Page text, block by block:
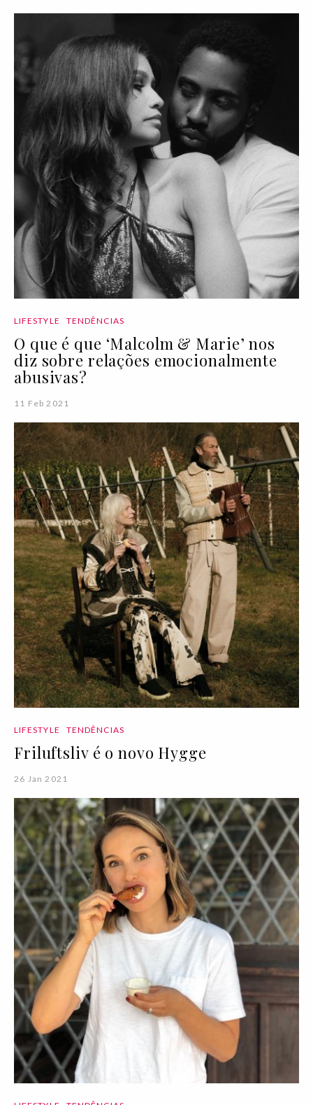
LIFESTYLE TENDÊNCIAS
O que é que ‘Malcolm & Marie’ nos
diz sobre relações emocionalmente
abusivas?
11 Feb 2021
LIFESTYLE TENDÊNCIAS
Friluftsliv é o novo Hygge
26 Jan 2021